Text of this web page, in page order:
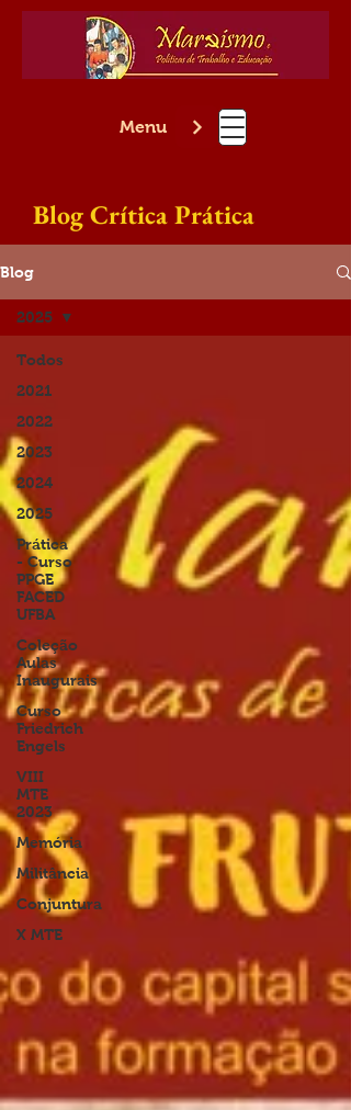
Menu
Blog Crítica Prática
Blog
Todos
2021
2022
2023
2024
2025
Prática
- Curso
PPGE
FACED
UFBA
Coleção
Aulas
Inaugurais
Curso
Friedrich
Engels
VIII
MTE
2023
Memória
Militância
Conjuntura
X MTE
2025